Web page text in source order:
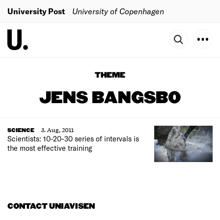
University Post University of Copenhagen
THEME
JENS BANGSBO
SCIENCE
3. Aug, 2011
Scientists: 10-20-30 series of intervals is
the most effective training
CONTACT UNIAVISEN